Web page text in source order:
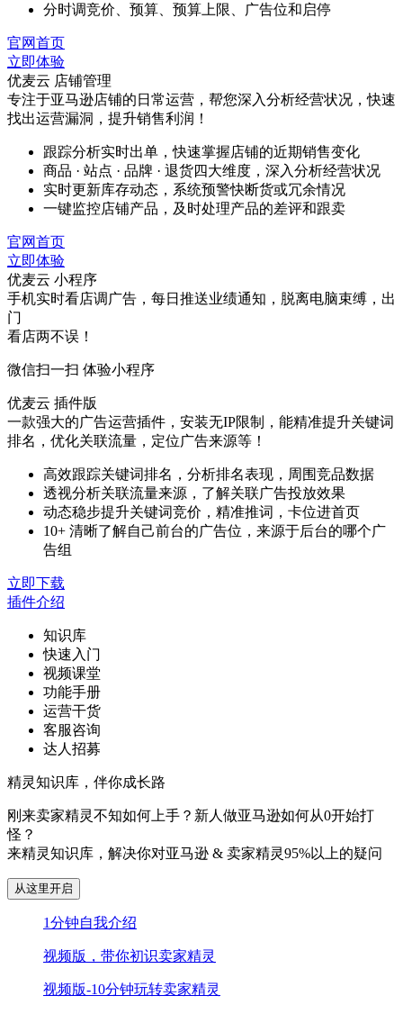
分时调竞价、预算、预算上限、广告位和启停
官网首页
立即体验
优麦云 店铺管理
专注于亚马逊店铺的日常运营，帮您深入分析经营状况，快速
找出运营漏洞，提升销售利润！
跟踪分析实时出单，快速掌握店铺的近期销售变化
商品 · 站点 · 品牌 · 退货四大维度，深入分析经营状况
实时更新库存动态，系统预警快断货或冗余情况
一键监控店铺产品，及时处理产品的差评和跟卖
官网首页
立即体验
优麦云 小程序
手机实时看店调广告，每日推送业绩通知，脱离电脑束缚，出
门
看店两不误！
微信扫一扫 体验小程序
优麦云 插件版
一款强大的广告运营插件，安装无IP限制，能精准提升关键词
排名，优化关联流量，定位广告来源等！
高效跟踪关键词排名，分析排名表现，周围竞品数据
透视分析关联流量来源，了解关联广告投放效果
动态稳步提升关键词竞价，精准推词，卡位进首页
10+ 清晰了解自己前台的广告位，来源于后台的哪个广
告组
立即下载
插件介绍
知识库
快速入门
视频课堂
功能手册
运营干货
客服咨询
达人招募
精灵知识库，伴你成长路
刚来卖家精灵不知如何上手？新人做亚马逊如何从0开始打
怪？
来精灵知识库，解决你对亚马逊 & 卖家精灵95%以上的疑问
从这里开启
1分钟自我介绍
视频版，带你初识卖家精灵
视频版-10分钟玩转卖家精灵